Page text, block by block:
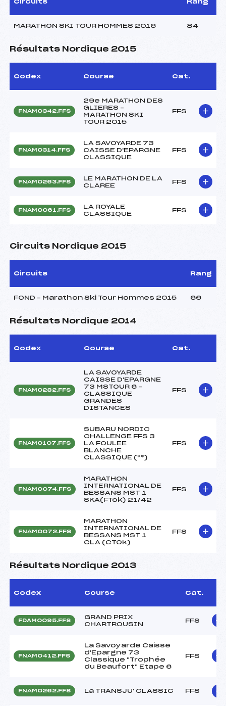
Circuits Rang
MARATHON SKI TOUR HOMMES 2016 84
Résultats Nordique 2015
Codex Course Cat.
FNAM0342.FFS
29e MARATHON DES
GLIERES –
MARATHON SKI
TOUR 2015
FFS
FNAM0314.FFS
LA SAVOYARDE 73
CAISSE D'EPARGNE
CLASSIQUE
FFS
FNAM0263.FFS
LE MARATHON DE LA
CLAREE
FFS
FNAM0061.FFS
LA ROYALE
CLASSIQUE
FFS
Circuits Nordique 2015
Circuits Rang
FOND – Marathon Ski Tour Hommes 2015 66
Résultats Nordique 2014
Codex Course Cat.
FNAM0282.FFS
LA SAVOYARDE
CAISSE D'EPARGNE
73 MSTOUR 6 –
CLASSIQUE
GRANDES
DISTANCES
FFS
FNAM0107.FFS
SUBARU NORDIC
CHALLENGE FFS 3
LA FOULEE
BLANCHE
CLASSIQUE (**)
FFS
FNAM0074.FFS
MARATHON
INTERNATIONAL DE
BESSANS MST 1
SKA(FTok) 21/42
FFS
FNAM0072.FFS
MARATHON
INTERNATIONAL DE
BESSANS MST 1
CLA (CTOk)
FFS
Résultats Nordique 2013
Codex Course Cat.
FDAM0095.FFS
GRAND PRIX
CHARTROUSIN
FFS
FNAM0412.FFS
La Savoyarde Caisse
d'Epargne 73
Classique "Trophée
du Beaufort" Etape 6
FFS
FNAM0262.FFS La TRANSJU' CLASSIC FFS